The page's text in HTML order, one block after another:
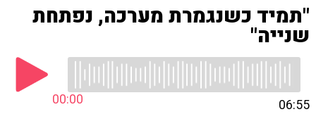
"תמיד כשנגמרת מערכה, נפתחת
שנייה"
00:00 06:55